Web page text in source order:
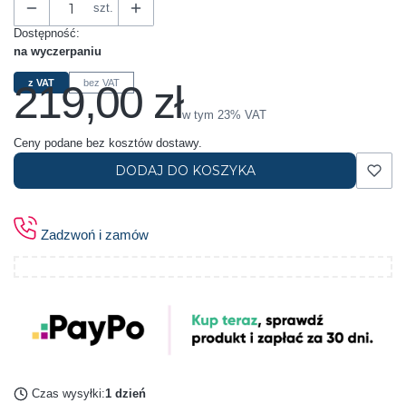
szt.
Dostępność:
na wyczerpaniu
z VAT bez VAT
Cena
219,00 złw tym 23% VAT
w tym 23% VAT
Ceny podane bez kosztów dostawy.
DODAJ DO KOSZYKA
Zadzwoń i zamów
Czas wysyłki:1 dzień